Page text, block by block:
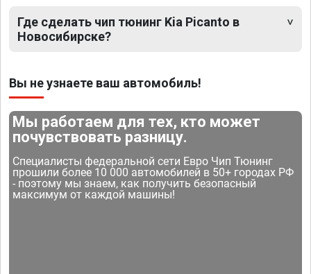
Где сделать чип тюнинг Kia Picanto в
Новосибирске?
Вы не узнаете ваш автомобиль!
Мы работаем для тех, кто может
почувствовать разницу.
Специалисты федеральной сети Евро Чип Тюнинг
прошили более 10 000 автомобилей в 50+ городах РФ
- поэтому мы знаем, как получить безопасный
максимум от каждой машины!